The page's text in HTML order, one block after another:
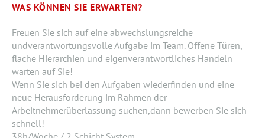
WAS KÖNNEN SIE ERWARTEN?
Freuen Sie sich auf eine abwechslungsreiche
undverantwortungsvolle Aufgabe im Team. Offene Türen,
flache Hierarchien und eigenverantwortliches Handeln
warten auf Sie!
Wenn Sie sich bei den Aufgaben wiederfinden und eine
neue Herausforderung im Rahmen der
Arbeitnehmerüberlassung suchen,dann bewerben Sie sich
schnell!